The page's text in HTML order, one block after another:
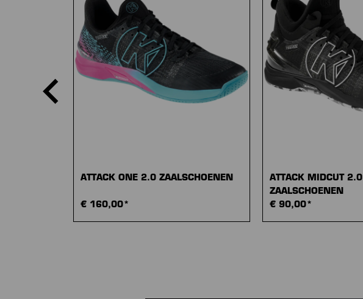
ATTACK ONE 2.0 ZAALSCHOENEN
€ 160,00*
ATTACK MIDCUT 2.0
ZAALSCHOENEN
€ 90,00*